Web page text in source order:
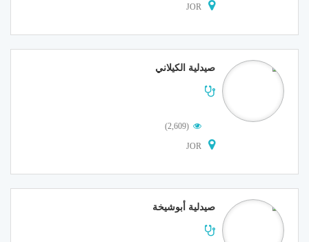
JOR
صيدلية الكيلاني
(2,609)
JOR
صيدلية أبوشيخة